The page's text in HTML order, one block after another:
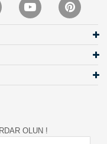
OLUN !